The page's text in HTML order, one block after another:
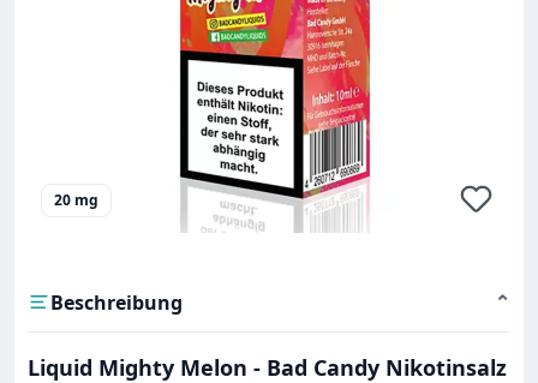
20 mg
Beschreibung ⌄
Liquid Mighty Melon - Bad Candy Nikotinsalz